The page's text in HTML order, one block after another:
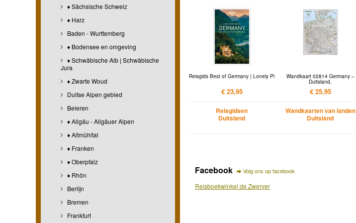
♦ Sächsische Schweiz
♦ Harz
Baden - Wurttemberg
♦ Bodensee en omgeving
♦ Schwäbische Alb | Schwäbische
Jura
♦ Zwarte Woud
Duitse Alpen gebied
Beieren
♦ Allgäu - Allgäuer Alpen
♦ Altmühltal
♦ Franken
♦ Oberpfalz
♦ Rhön
Berlijn
Bremen
Frankfurt
Reisgids Best of Germany | Lonely Pl
€ 23,95
Reisgidsen
Duitsland
Wandkaart 02814 Germany –
Duitsland,
€ 25,95
Wandkaarten van landen
Duitsland
Facebook Volg ons op facebook
Reisboekwinkel de Zwerver